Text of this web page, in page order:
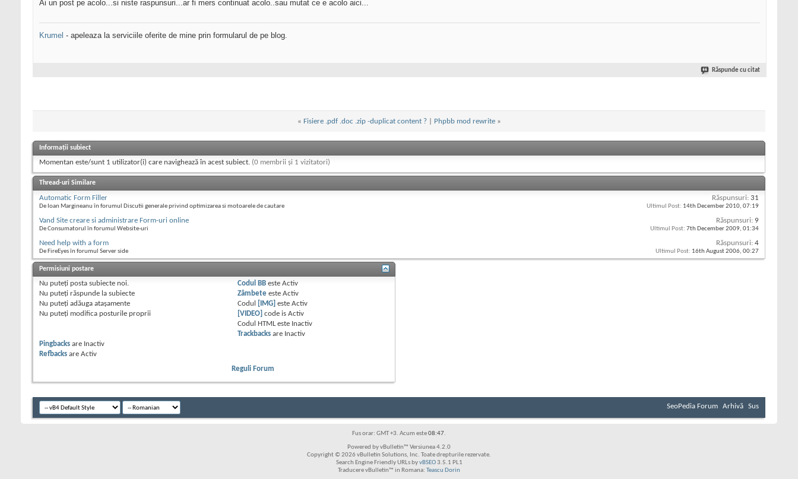
Ai un post pe acolo...si niste raspunsuri...ar fi mers continuat acolo..sau mutat ce e acolo aici...
Krumel - apeleaza la serviciile oferite de mine prin formularul de pe blog.
Răspunde cu citat
« Fisiere .pdf .doc .zip -duplicat content ?| Phpbb mod rewrite »
Informații subiect
Momentan este/sunt 1 utilizator(i) care navighează în acest subiect. (0 membrii și 1 vizitatori)
Thread-uri Similare
Automatic Form Filler
De Ioan Margineanu în forumul Discutii generale privind optimizarea si motoarele de cautare
Răspunsuri: 31
Ultimul Post: 14th December 2010, 07:19
Vand Site creare si administrare Form-uri online
De Consumatorul în forumul Website-uri
Răspunsuri: 9
Ultimul Post: 7th December 2009, 01:34
Need help with a form
De FireEyes în forumul Server side
Răspunsuri: 4
Ultimul Post: 16th August 2006, 00:27
Permisiuni postare
Nu puteţi posta subiecte noi.
Nu puteţi răspunde la subiecte
Nu puteţi adăuga ataşamente
Nu puteţi modifica posturile proprii
Codul BB esteActiv
Zâmbete esteActiv
Codul
[IMG] esteActiv
[VIDEO] code isActiv
Codul HTML este Inactiv
Trackbacks are Inactiv
Pingbacks are Inactiv
Refbacks are Activ
Reguli Forum
SeoPedia Forum Arhivă Sus
Fus orar: GMT +3. Acum este08:47.
Powered by vBulletin™ Versiunea 4.2.0
Copyright © 2026 vBulletin Solutions, Inc. Toate drepturile rezervate.
Search Engine Friendly URLs byvBSEO3.5.1 PL1
Traducere vBulletin™ in Romana: Teascu Dorin